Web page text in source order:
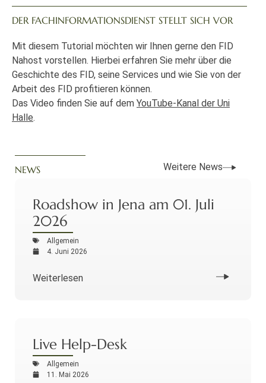
DER FACHINFORMATIONSDIENST STELLT SICH VOR
Mit diesem Tutorial möchten wir Ihnen gerne den FID
Nahost vorstellen. Hierbei erfahren Sie mehr über die
Geschichte des FID, seine Services und wie Sie von der
Arbeit des FID profitieren können.
Das Video finden Sie auf dem YouTube-Kanal der Uni
Halle.
Weitere News
NEWS
Roadshow in Jena am 01. Juli
2026
Allgemein
4. Juni 2026
Weiterlesen
Live Help-Desk
Allgemein
11. Mai 2026